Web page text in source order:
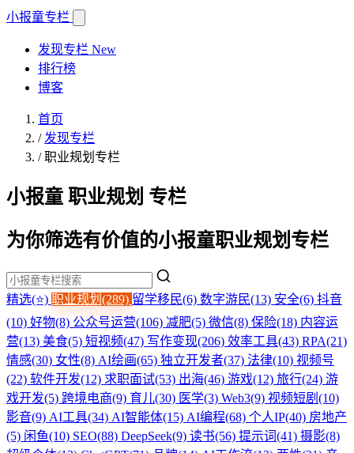
小报童专栏
发现专栏 New
排行榜
博客
首页
/ 发现专栏
/职业规划专栏
小报童 职业规划 专栏
为你筛选有价值的小报童职业规划专栏
精选(⭐) 职业规划(289) 留学移民(6) 数字游民(13) 安全(6) 抖音
(10) 好物(8) 公众号运营(106) 减肥(5) 微信(8) 保险(18) 内容运
营(13) 美食(5) 短视频(47) 写作变现(206) 效率工具(43) RPA(21)
情感(30) 女性(8) AI绘画(65) 独立开发者(37) 法律(10) 视频号
(22) 软件开发(12) 求职面试(53) 出海(46) 游戏(12) 旅行(24) 游
戏开发(5) 跨境电商(9) 育儿(30) 医学(3) Web3(9) 视频短剧(10)
影音(9) AI工具(34) AI智能体(15) AI编程(68) 个人IP(40) 房地产
(5) 闲鱼(10) SEO(88) DeepSeek(9) 读书(56) 提示词(41) 摄影(8)